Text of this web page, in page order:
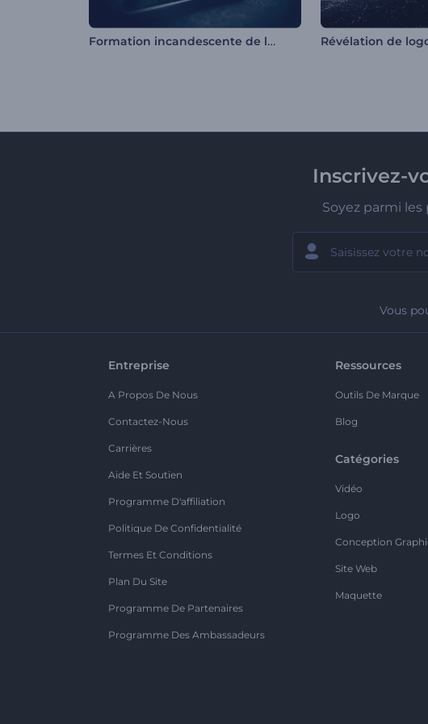
Formation incandescente de logo Révélation de
Inscrivez-
Soyez parmi
Vous
Entreprise
A Propos De Nous
Contactez-Nous
Carrières
Aide Et Soutien
Programme D'affiliation
Politique De Confidentialité
Termes Et Conditions
Plan Du Site
Programme De Partenaires
Programme Des Ambassadeurs
Ressources
Outils De Marque
Blog
Catégories
Vidéo
Logo
Conception
Site Web
Maquette